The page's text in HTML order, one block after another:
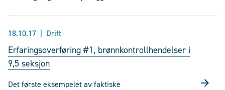
18.10.17 Drift
Erfaringsoverføring #1, brønnkontrollhendelser i
9,5 seksjon
Det første eksempelet av faktiske